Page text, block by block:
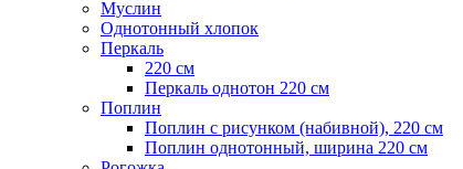
Муслин
Однотонный хлопок
Перкаль
220 см
Перкаль однотон 220 см
Поплин
Поплин с рисунком (набивной), 220 см
Поплин однотонный, ширина 220 см